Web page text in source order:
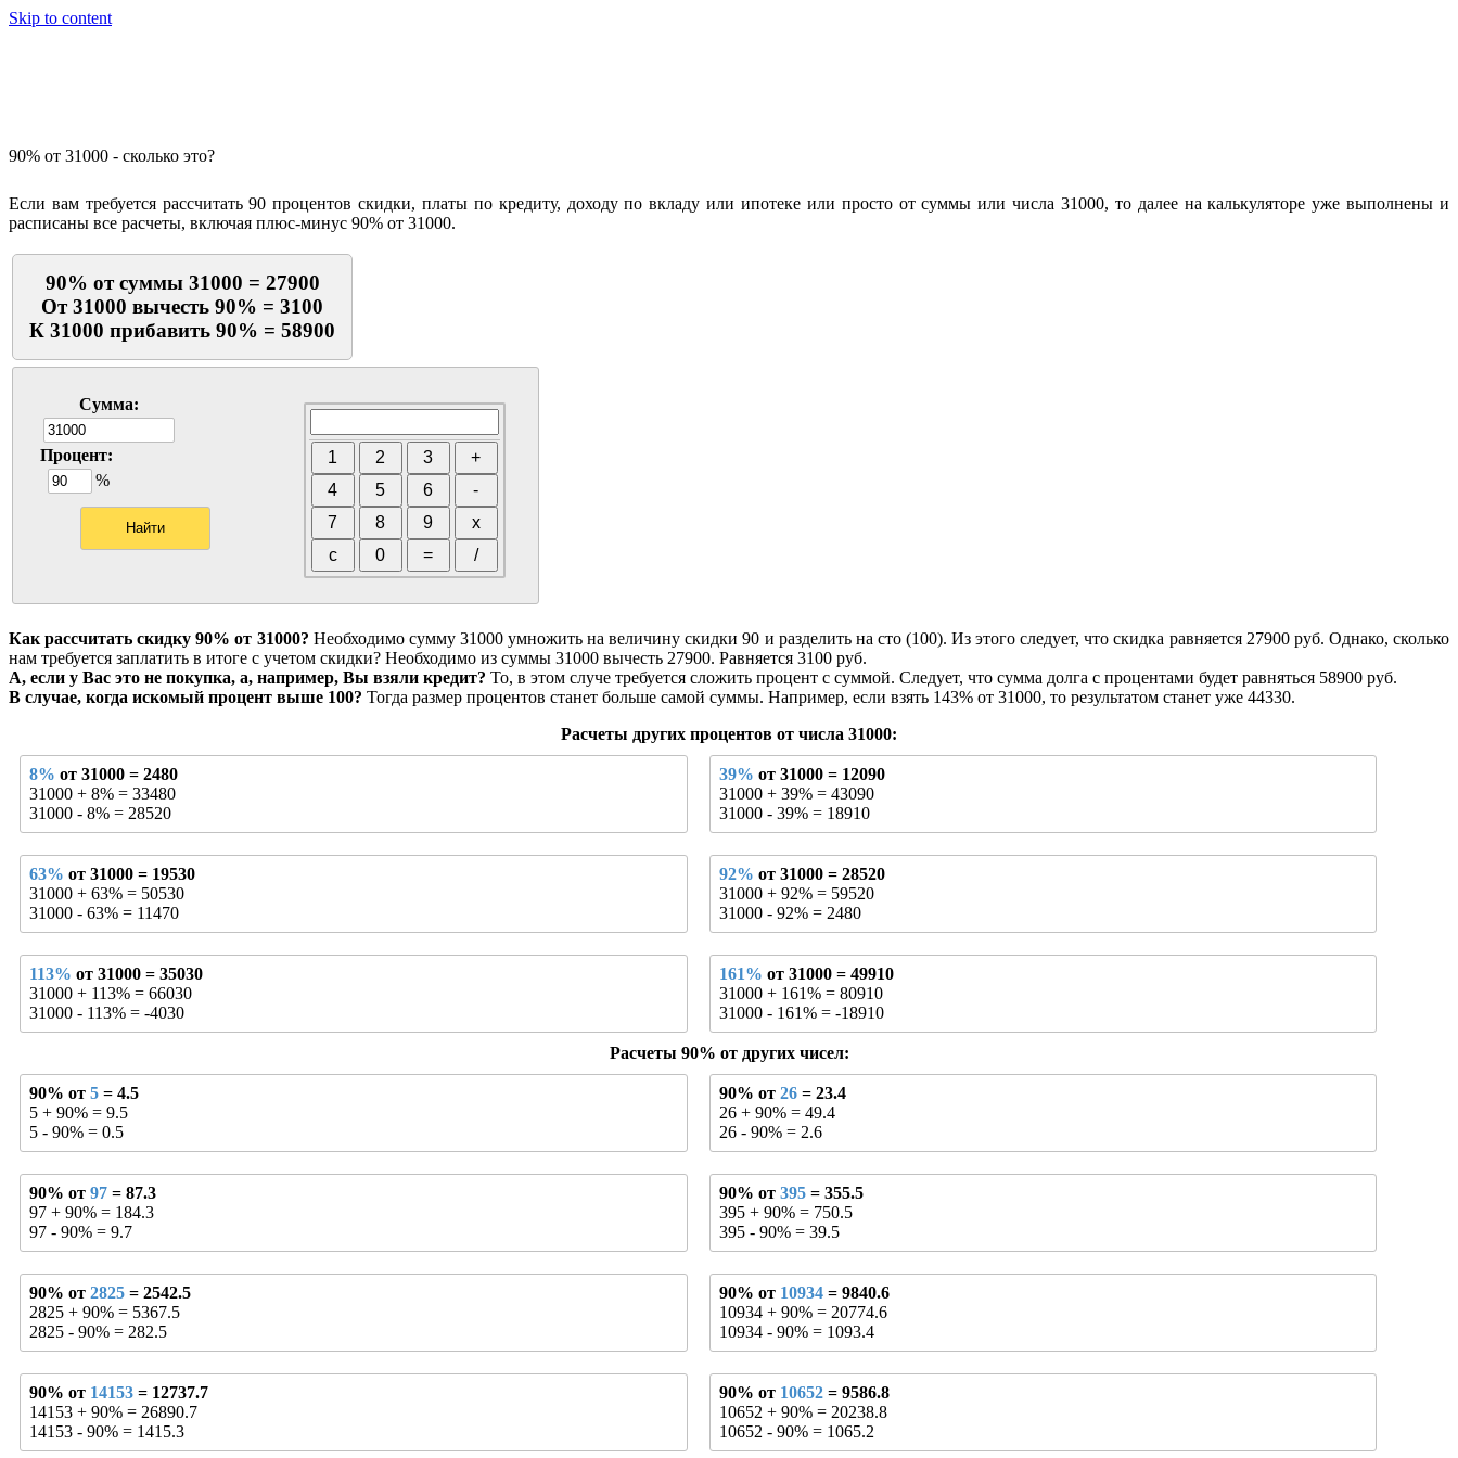
Skip to content
90% от 31000 - сколько это?
Если вам требуется рассчитать 90 процентов скидки, платы по кредиту, доходу по вкладу или ипотеке или просто от суммы или числа 31000, то далее на калькуляторе уже выполнены и
расписаны все расчеты, включая плюс-минус 90% от 31000.
90% от суммы 31000 = 27900
От 31000 вычесть 90% = 3100
К 31000 прибавить 90% = 58900
Сумма:
Процент:
%
Как рассчитать скидку 90% от 31000? Необходимо сумму 31000 умножить на величину скидки 90 и разделить на сто (100). Из этого следует, что скидка равняется 27900 руб. Однако, сколько
нам требуется заплатить в итоге с учетом скидки? Необходимо из суммы 31000 вычесть 27900. Равняется 3100 руб.
А, если у Вас это не покупка, а, например, Вы взяли кредит? То, в этом случе требуется сложить процент с суммой. Следует, что сумма долга с процентами будет равняться 58900 руб.
В случае, когда искомый процент выше 100? Тогда размер процентов станет больше самой суммы. Например, если взять 143% от 31000, то результатом станет уже 44330.
Расчеты других процентов от числа 31000:
8% от 31000 = 2480
31000 + 8% = 33480
31000 - 8% = 28520
39% от 31000 = 12090
31000 + 39% = 43090
31000 - 39% = 18910
63% от 31000 = 19530
31000 + 63% = 50530
31000 - 63% = 11470
92% от 31000 = 28520
31000 + 92% = 59520
31000 - 92% = 2480
113% от 31000 = 35030
31000 + 113% = 66030
31000 - 113% = -4030
161% от 31000 = 49910
31000 + 161% = 80910
31000 - 161% = -18910
Расчеты 90% от других чисел:
90% от 5 = 4.5
5 + 90% = 9.5
5 - 90% = 0.5
90% от 26= 23.4
26 + 90% = 49.4
26 - 90% = 2.6
90% от 97 = 87.3
97 + 90% = 184.3
97 - 90% = 9.7
90% от 395= 355.5
395 + 90% = 750.5
395 - 90% = 39.5
90% от 2825 = 2542.5
2825 + 90% = 5367.5
2825 - 90% = 282.5
90% от 10934= 9840.6
10934 + 90% = 20774.6
10934 - 90% = 1093.4
90% от 14153 = 12737.7
14153 + 90% = 26890.7
14153 - 90% = 1415.3
90% от 10652= 9586.8
10652 + 90% = 20238.8
10652 - 90% = 1065.2